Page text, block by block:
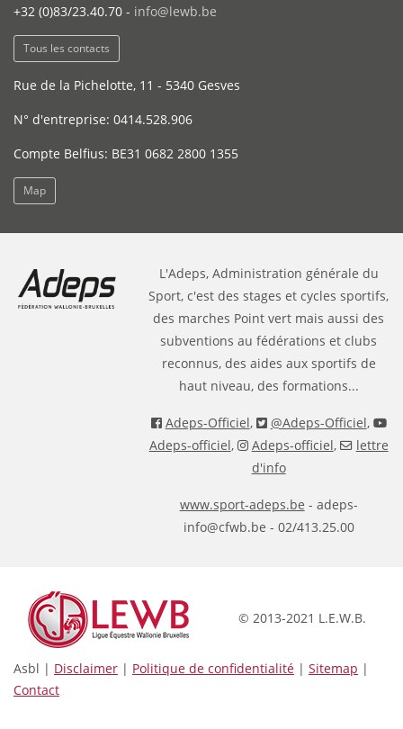
+32 (0)83/23.40.70 - info@lewb.be
Tous les contacts
Rue de la Pichelotte, 11 - 5340 Gesves
N° d'entreprise: 0414.528.906
Compte Belfius: BE31 0682 2800 1355
Map
L'Adeps, Administration générale du
Sport, c'est des stages et cycles sportifs,
des marches Point vert mais aussi des
subventions au fédérations et clubs
reconnus, des aides aux sportifs de
haut niveau, des formations...
Adeps-Officiel, @Adeps-Officiel,
Adeps-officiel, Adeps-officiel,
lettre
d'info
www.sport-adeps.be - adeps-
info@cfwb.be - 02/413.25.00
© 2013-2021 L.E.W.B.
Asbl | Disclaimer | Politique de confidentialité | Sitemap |
Contact